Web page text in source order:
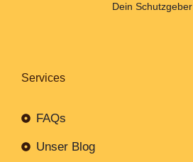
Dein Schutzgeber
Services
FAQs
Unser Blog